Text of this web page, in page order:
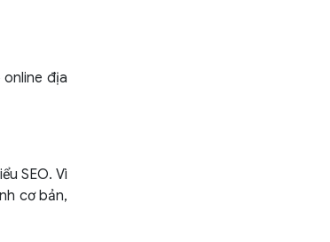
địa
SEO. Vì
cơ bản,